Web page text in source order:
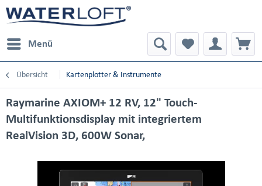
Menü
Übersicht Kartenplotter & Instrumente
Raymarine AXIOM+ 12 RV, 12" Touch-
Multifunktionsdisplay mit integriertem
RealVision 3D, 600W Sonar,